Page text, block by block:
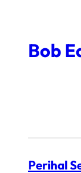
contentBob
Perihal